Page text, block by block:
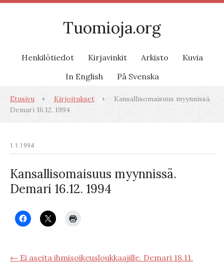
Tuomioja.org
Henkilötiedot Kirjavinkit Arkisto
Kuvia
In English
På Svenska
Etusivu Kirjoitukset
Kansallisomaisuus myynnissä.
Demari 16.12. 1994
1.1.1994
Kansallisomaisuus myynnissä.
Demari 16.12. 1994
← Ei aseita ihmisoikeusloukkaajille. Demari 18.11.